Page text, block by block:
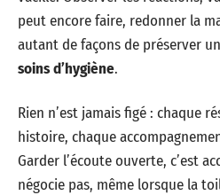
peut encore faire, redonner la
autant de façons de préserver
soins d’hygiène.
Rien n’est jamais figé : chaque
histoire, chaque
Garder l’écoute ouverte, c’est
négocie pas, même lorsque la